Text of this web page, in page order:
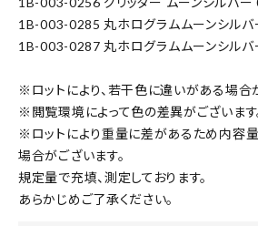
1B-003-0285 丸ホログラムムーンシルバ
1B-003-0287 丸ホログラムムーンシルバ
※ロットにより、若干色に違いがある場合
※閲覧環境によって色の差異がございます
※ロットにより重量に差があるため内容
場合がございます。
規定量で充填、測定しております。
あらかじめご了承ください。